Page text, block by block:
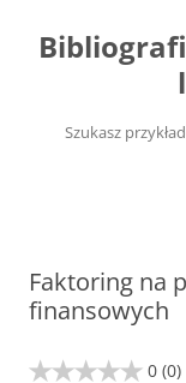
treści
Szukasz
Faktoring na
finansowych
0 (0)